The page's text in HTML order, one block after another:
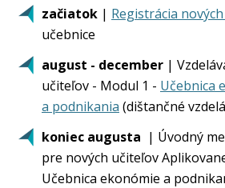
začiatok | Registrácia
učebnice
august - december |
učiteľov - Modul 1 - Učebnica
a podnikania (dištančné
koniec augusta | Úvodný
pre nových učiteľov
Učebnica ekonómie a